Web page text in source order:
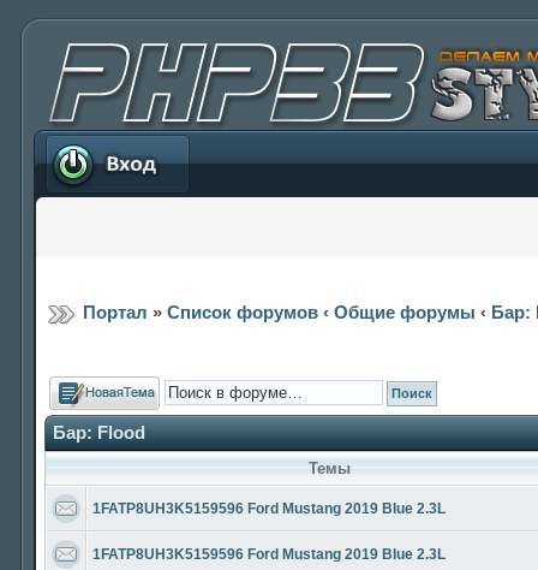
Вход
Портал » Список форумов ‹ Общие форумы ‹ Бар:
Новая тема
Бар: Flood
Темы
1FATP8UH3K5159596 Ford Mustang 2019 Blue 2.3L
1FATP8UH3K5159596 Ford Mustang 2019 Blue 2.3L